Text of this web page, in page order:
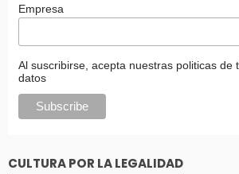
Empresa
Al suscribirse, acepta nuestras politicas de
datos
CULTURA POR LA LEGALIDAD